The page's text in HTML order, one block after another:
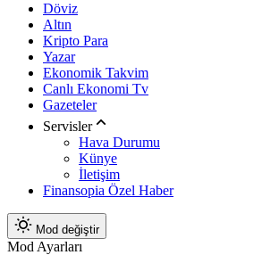
Döviz
Altın
Kripto Para
Yazar
Ekonomik Takvim
Canlı Ekonomi Tv
Gazeteler
Servisler
Hava Durumu
Künye
İletişim
Finansopia Özel Haber
Mod değiştir
Mod Ayarları